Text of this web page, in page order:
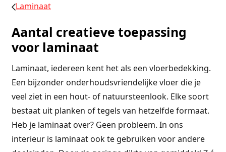
Laminaat
Aantal creatieve toepassing
voor laminaat
Laminaat, iedereen kent het als een vloerbedekking.
Een bijzonder onderhoudsvriendelijke vloer die je
veel ziet in een hout- of natuursteenlook. Elke soort
bestaat uit planken of tegels van hetzelfde formaat.
Heb je laminaat over? Geen probleem. In ons
interieur is laminaat ook te gebruiken voor andere